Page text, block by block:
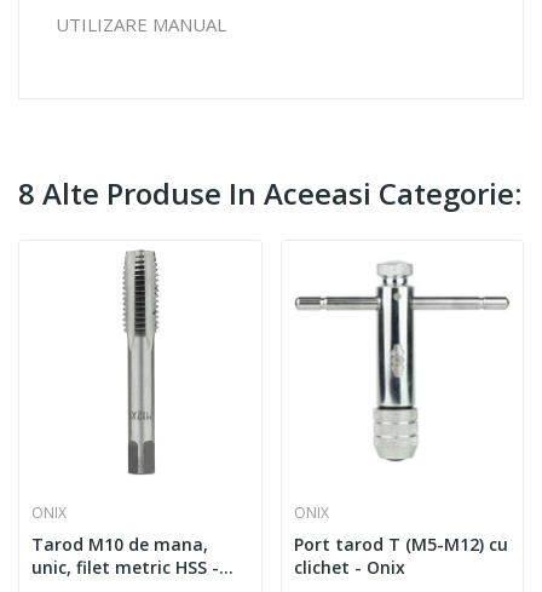
UTILIZARE MANUAL
8 Alte Produse In Aceeasi Categorie:
ONIX
Tarod M10 de mana,
unic, filet metric HSS -
ONIX
Port tarod T (M5-M12) cu
clichet - Onix